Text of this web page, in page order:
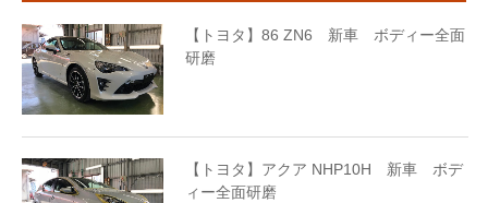
【トヨタ】86 ZN6 新車 ボディー全面
研磨
【トヨタ】アクア NHP10H 新車 ボデ
ィー全面研磨